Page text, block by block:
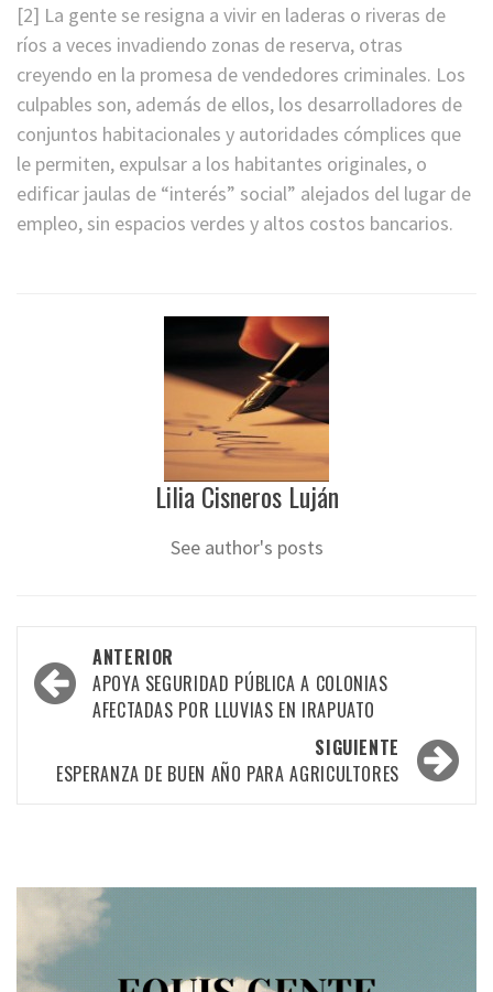
[2] La gente se resigna a vivir en laderas o riveras de
ríos a veces invadiendo zonas de reserva, otras
creyendo en la promesa de vendedores criminales. Los
culpables son, además de ellos, los desarrolladores de
conjuntos habitacionales y autoridades cómplices que
le permiten, expulsar a los habitantes originales, o
edificar jaulas de “interés” social” alejados del lugar de
empleo, sin espacios verdes y altos costos bancarios.
Lilia Cisneros Luján
See author's posts
Navegación
por
entradas
ANTERIOR
APOYA SEGURIDAD PÚBLICA A COLONIAS
AFECTADAS POR LLUVIAS EN IRAPUATO
SIGUIENTE
ESPERANZA DE BUEN AÑO PARA AGRICULTORES